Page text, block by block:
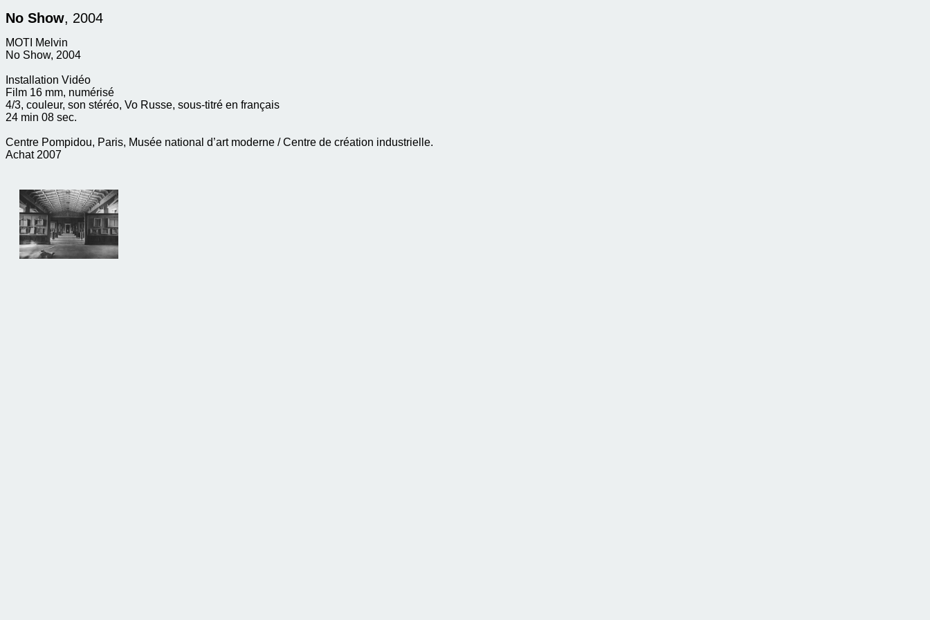
No Show, 2004
MOTI Melvin
No Show, 2004
Installation Vidéo
Film 16 mm, numérisé
4/3, couleur, son stéréo, Vo Russe, sous-titré en français
24 min 08 sec.
Centre Pompidou, Paris, Musée national d’art moderne / Centre de création industrielle.
Achat 2007